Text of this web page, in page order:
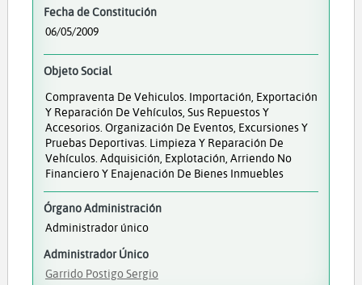
Fecha de Constitución
06/05/2009
Objeto Social
Compraventa De Vehiculos. Importación, Exportación
Y Reparación De Vehículos, Sus Repuestos Y
Accesorios. Organización De Eventos, Excursiones Y
Pruebas Deportivas. Limpieza Y Reparación De
Vehículos. Adquisición, Explotación, Arriendo No
Financiero Y Enajenación De Bienes Inmuebles
Órgano Administración
Administrador único
Administrador Único
Garrido Postigo Sergio